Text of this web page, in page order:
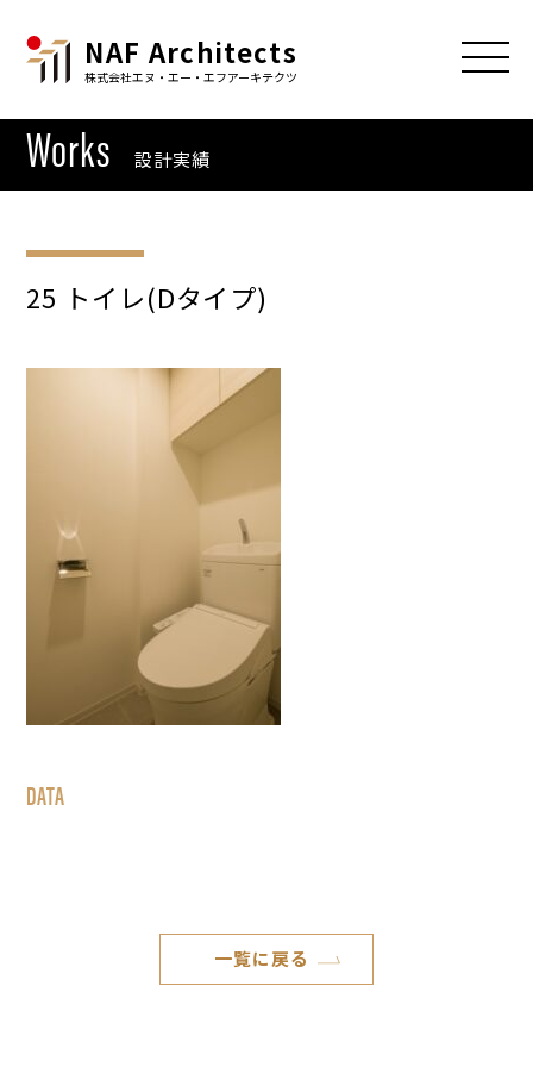
NAF Architects
株式会社エヌ・エー・エフアーキテクツ
Works 設計実績
25 トイレ(Dタイプ)
DATA
一覧に戻る